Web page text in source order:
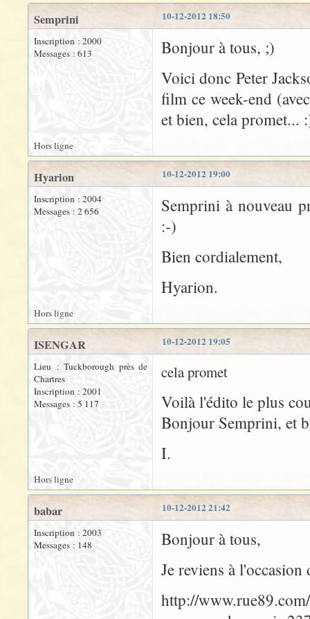
10-12-2012 18:50
Semprini
Inscription : 2000
Messages : 613
Bonjour à tous, ;)
Voici donc Peter
film ce week-end
et bien, cela promet...
Hors ligne
10-12-2012 19:00
Hyarion
Inscription : 2004
Messages : 2 656
Semprini à nouveau
:-)
Bien cordialement,
Hyarion.
Hors ligne
10-12-2012 19:05
ISENGAR
Lieu : Tuckborough près de
Chartres
Inscription : 2001
Messages : 5 117
cela promet
Voilà l'édito le plus
Bonjour Semprini, et
I.
Hors ligne
10-12-2012 21:42
babar
Inscription : 2003
Messages : 148
Bonjour à tous,
Je reviens à
http://